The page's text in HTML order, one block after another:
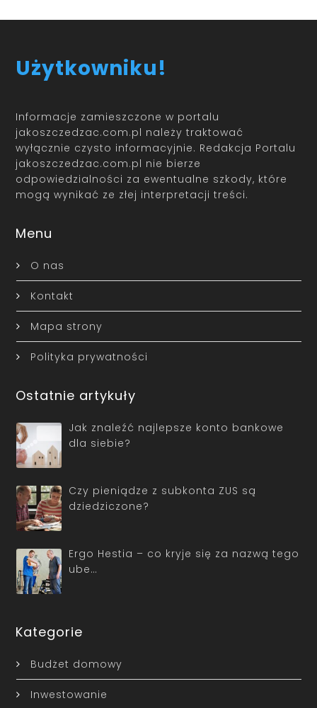
Użytkowniku!
Informacje zamieszczone w portalu
jakoszczedzac.com.pl należy traktować
wyłącznie czysto informacyjnie. Redakcja Portalu
jakoszczedzac.com.pl nie bierze
odpowiedzialności za ewentualne szkody, które
mogą wynikać ze złej interpretacji treści.
Menu
O nas
Kontakt
Mapa strony
Polityka prywatności
Ostatnie artykuły
Jak znaleźć najlepsze konto bankowe
dla siebie?
Czy pieniądze z subkonta ZUS są
dziedziczone?
Ergo Hestia – co kryje się za nazwą tego
ube…
Kategorie
Budżet domowy
Inwestowanie